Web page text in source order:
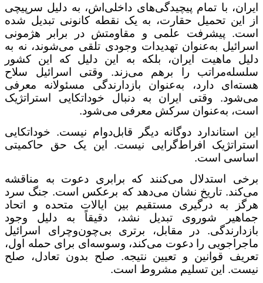
ایران، با تمام پیچیدگی‌های داخلی‌اش، به دلیل سرپیچی
از این تحمیل حقارت، به یک نقطه کانونی تبدیل شده
است. پیشرفت علمی و مقاومتش در برابر هژمونی
اسرائیل به‌عنوان تهدیدات وجودی تلقی می‌شوند، نه به
دلیل ماهیت ایران، بلکه به این دلیل که این کشور
سلسله‌مراتب را برهم می‌زند. وقتی اسرائیل سلاح
هسته‌ای دارد، به‌عنوان بازدارندگی مسئولانه معرفی
می‌شود. وقتی ایران به دنبال خوداتکایی استراتژیک
است، به‌عنوان سرکش معرفی می‌شود.
این استاندارد دوگانه دیگر قابل‌دوام نیست. خوداتکایی
استراتژیک افراط‌گرایی نیست. این یک حق حاکمیتی
اساسی است.
برخی استدلال می‌کنند که برابری دعوت به مناقشه
می‌کند. تاریخ نشان می‌دهد که برعکس است. جنگ سرد
هرگز به درگیری مستقیم بین ایالات متحده و اتحاد
جماهیر شوروی تبدیل نشد، دقیقاً به دلیل وجود
بازدارندگی. در مقابل، برتری بی‌چون‌وچرای اسرائیل
ماجراجویی را دعوت می‌کند، وسوسه‌ای برای حمله اول،
تعریف قوانین و تعیین نتیجه. صلح بدون تعادل، صلح
نیست. این تسلیم مشروط است.